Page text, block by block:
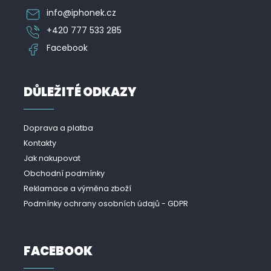
info@iphonek.cz
+420 777 533 285
Facebook
DŮLEŽITÉ ODKAZY
Doprava a platba
Kontakty
Jak nakupovat
Obchodní podmínky
Reklamace a výměna zboží
Podmínky ochrany osobních údajů - GDPR
FACEBOOK